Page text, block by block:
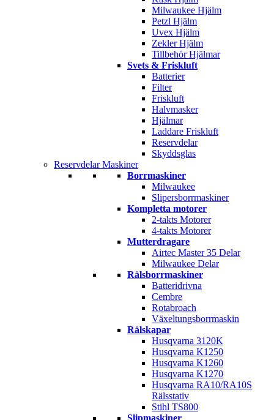
Milwaukee Hjälm
Petzl Hjälm
Uvex Hjälm
Zekler Hjälm
Tillbehör Hjälmar
Svets & Friskluft
Batterier
Filter
Friskluft
Halvmasker
Hjälmar
Laddare Friskluft
Reservdelar
Skyddsglas
Reservdelar Maskiner
Borrmaskiner
Milwaukee
Slipersborrmaskiner
Kompletta motorer
2-takts Motorer
4-takts Motorer
Mutterdragare
Airtec Master 35 Delar
Milwaukee Delar
Rälsborrmaskiner
Batteridrivna
Cembre
Rotabroach
Växeltungsborrmaskin
Rälskapar
Husqvarna 3120K
Husqvarna K1250
Husqvarna K1260
Husqvarna K1270
Husqvarna RA10/RA10S
Rälsstativ
Stihl TS800
Slipmaskiner